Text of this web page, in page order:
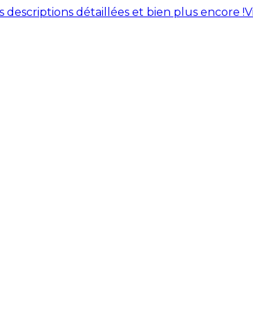
descriptions détaillées et bien plus encore !